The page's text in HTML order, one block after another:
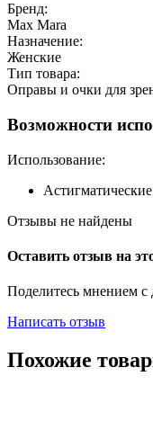
Бренд:
Max Mara
Назначение:
Женские
Тип товара:
Оправы и очки для
Возможности
Использование:
Отзывы не найдены
Оставить отзыв на
Поделитесь мнением с
Написать отзыв
Похожие